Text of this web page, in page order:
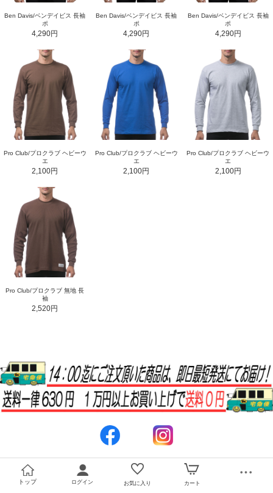
Ben Davis/ベンデイビス 長袖
ポ
4,290円
Ben Davis/ベンデイビス 長袖
ポ
4,290円
Ben Davis/ベンデイビス 長袖
ポ
4,290円
Pro Club/プロクラブ ヘビーウ
エ
2,100円
Pro Club/プロクラブ ヘビーウ
エ
2,100円
Pro Club/プロクラブ ヘビーウ
エ
2,100円
Pro Club/プロクラブ 無地 長
袖
2,520円
トップ ログイン お気に入り カート